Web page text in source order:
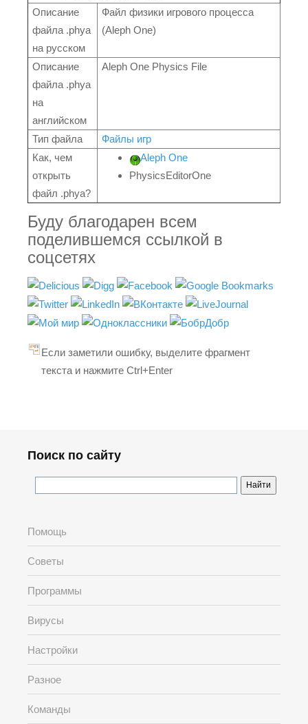
Описание
файла .phya
на русском
Файл физики игрового процесса
(Aleph One)
Описание
файла .phya
на
английском
Aleph One Physics File
Тип файла
Файлы игр
Как, чем
открыть
файл .phya?
Aleph One
PhysicsEditorOne
Буду благодарен всем
поделившемся ссылкой в
соцсетях
Если заметили ошибку, выделите фрагмент
текста и нажмите Ctrl+Enter
Поиск по сайту
Помощь
Советы
Программы
Вирусы
Настройки
Разное
Команды